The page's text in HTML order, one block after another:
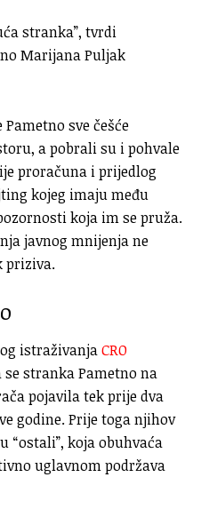
stranka”, tvrdi
Marijana Puljak
sve češće
a pobrali su i pohvale
proračuna i prijedlog
kojeg imaju među
koja im se pruža.
javnog mnijenja ne
priziva.
istraživanjaCRO
stranka Pametno na
pojavila tek prije dva
godine. Prije toga njihov
“ostali”, koja obuhvaća
uglavnom podržava